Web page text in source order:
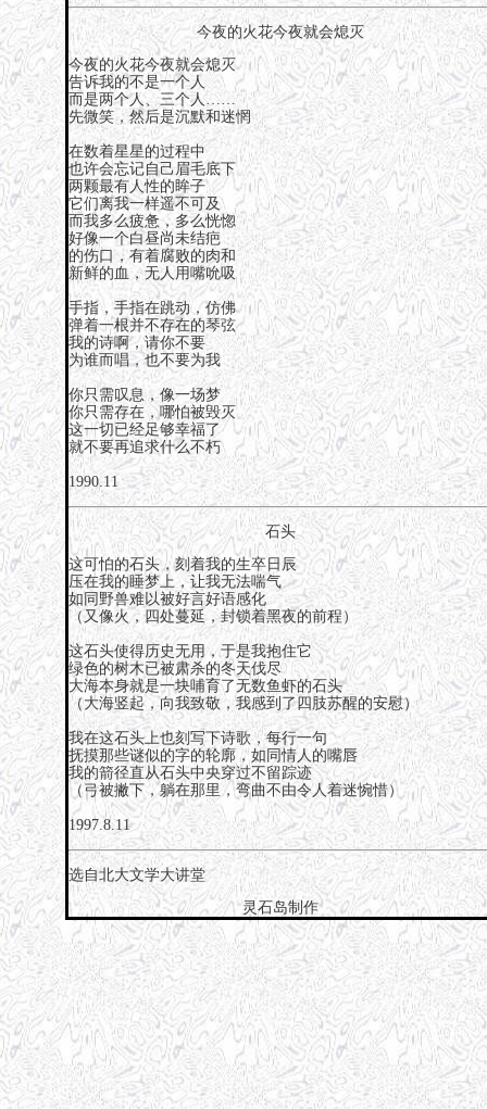
今夜的火花今夜就会熄灭
今夜的火花今夜就会熄灭
告诉我的不是一个人
而是两个人、三个人……
先微笑，然后是沉默和迷惘
在数着星星的过程中
也许会忘记自己眉毛底下
两颗最有人性的眸子
它们离我一样遥不可及
而我多么疲惫，多么恍惚
好像一个白昼尚未结疤
的伤口，有着腐败的肉和
新鲜的血，无人用嘴吮吸
手指，手指在跳动，仿佛
弹着一根并不存在的琴弦
我的诗啊，请你不要
为谁而唱，也不要为我
你只需叹息，像一场梦
你只需存在，哪怕被毁灭
这一切已经足够幸福了
就不要再追求什么不朽
1990.11
石头
这可怕的石头，刻着我的生卒日辰
压在我的睡梦上，让我无法喘气
如同野兽难以被好言好语感化
（又像火，四处蔓延，封锁着黑夜的前程）
这石头使得历史无用，于是我抱住它
绿色的树木已被肃杀的冬天伐尽
大海本身就是一块哺育了无数鱼虾的石头
（大海竖起，向我致敬，我感到了四肢苏醒的安慰）
我在这石头上也刻写下诗歌，每行一句
抚摸那些谜似的字的轮廓，如同情人的嘴唇
我的箭径直从石头中央穿过不留踪迹
（弓被撇下，躺在那里，弯曲不由令人着迷惋惜）
1997.8.11
选自北大文学大讲堂
灵石岛制作